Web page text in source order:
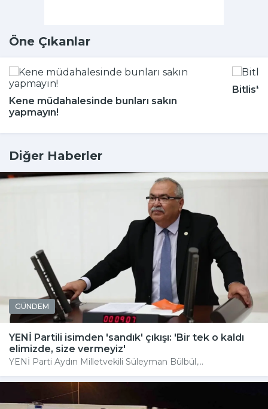
Öne Çıkanlar
Kene müdahalesinde bunları sakın
yapmayın!
Diğer Haberler
GÜNDEM
YENİ Partili isimden 'sandık' çıkışı: 'Bir tek o kaldı
elimizde, size vermeyiz'
YENİ Parti Aydın Milletvekili Süleyman Bülbül,...